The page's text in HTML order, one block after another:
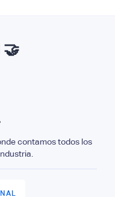
contamos todos los